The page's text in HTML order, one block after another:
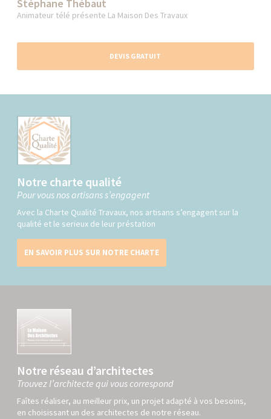
Stéphane Thébaut
Animateur télé présente La Maison Des Travaux
DEVIS GRATUIT
Notre charte qualité
Pour vous nos artisans s’engagent
Avec la Charte Qualité Travaux, nos artisans s’engagent sur la
qualité et le serieux de leur préstation
EN SAVOIR PLUS SUR NOTRE CHARTE
Notre réseau d’architectes
Trouvez l’architecte qui vous correspond
Faîtes réaliser, au meilleur prix, un projet adapté à vos besoins,
en choisissant un des architectes de notre réseau.